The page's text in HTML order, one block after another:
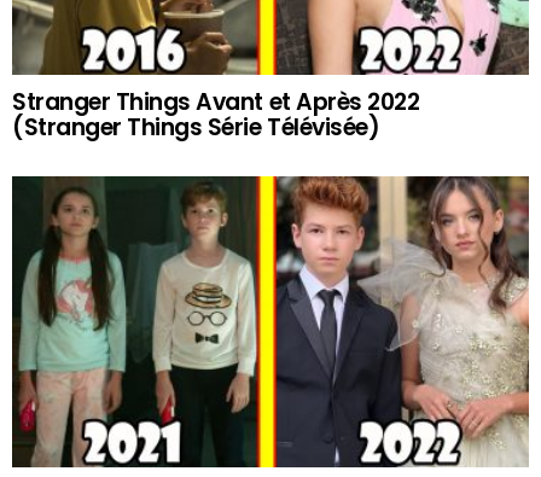
Stranger Things Avant et Après 2022
(Stranger Things Série Télévisée)